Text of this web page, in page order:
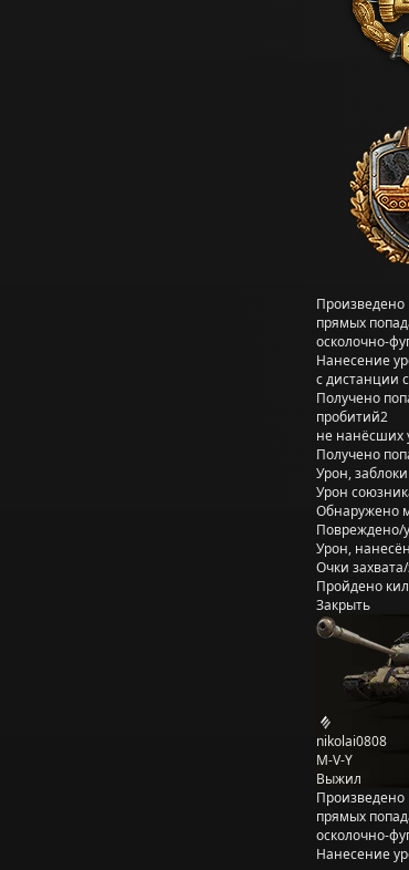
Произведено
прямых
осколочно-
Нанесение
с дистанции
Получено
пробитий2
не нанёсших
Получено
Урон,
Урон
Обнаружено
Повреждено/
Урон,
Очки
Пройдено
Закрыть
nikolai0808
M-V-Y
Выжил
Произведено
прямых
осколочно-
Нанесение